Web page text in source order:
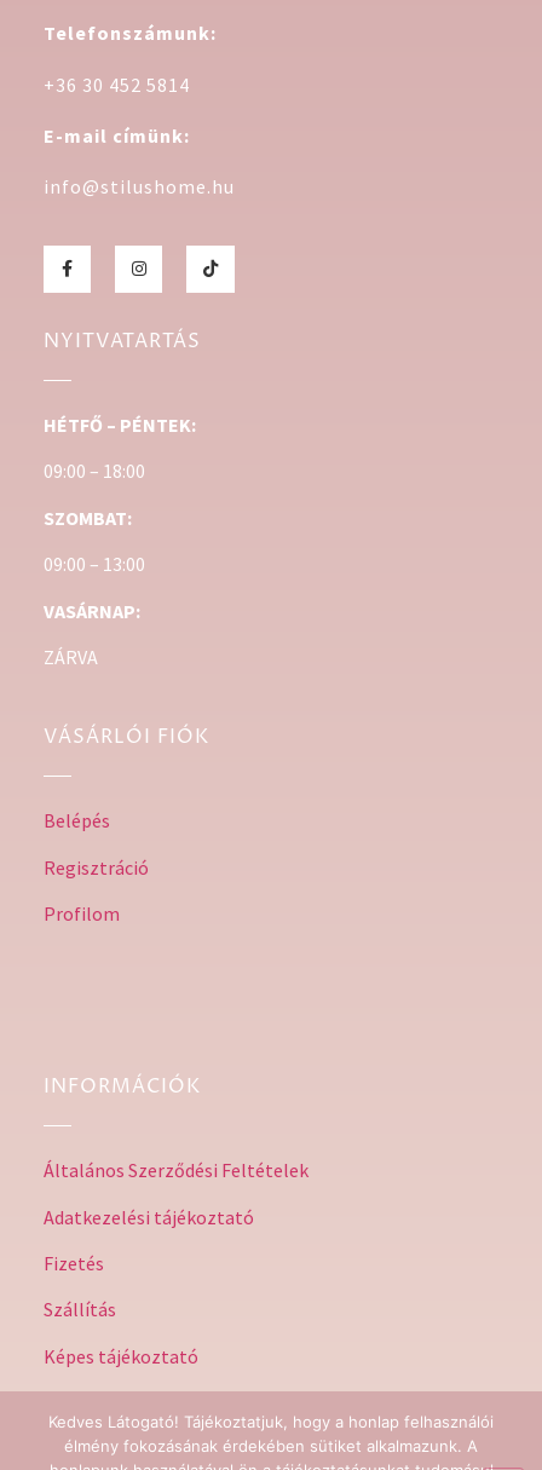
Telefonszámunk:
+36 30 452 5814
E-mail címünk:
info@stilushome.hu
NYITVATARTÁS
HÉTFŐ – PÉNTEK:
09:00 – 18:00
SZOMBAT:
09:00 – 13:00
VASÁRNAP:
ZÁRVA
VÁSÁRLÓI FIÓK
Belépés
Regisztráció
Profilom
INFORMÁCIÓK
Általános Szerződési Feltételek
Adatkezelési tájékoztató
Fizetés
Szállítás
Képes tájékoztató
Kedves Látogató! Tájékoztatjuk, hogy a honlap felhasználói
élmény fokozásának érdekében sütiket alkalmazunk. A